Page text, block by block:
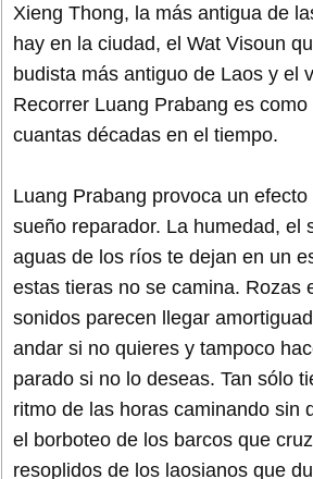
Xieng Thong, la más antigua de
hay en la ciudad, el Wat Visoun
budista más antiguo de Laos y el
Recorrer Luang Prabang es
cuantas décadas en el tiempo.
Luang Prabang provoca un
sueño reparador. La humedad, el
aguas de los ríos te dejan en un
estas tieras no se camina. Rozas
sonidos parecen llegar
andar si no quieres y tampoco
parado si no lo deseas. Tan sólo
ritmo de las horas caminando sin
el borboteo de los barcos que
resoplidos de los laosianos que